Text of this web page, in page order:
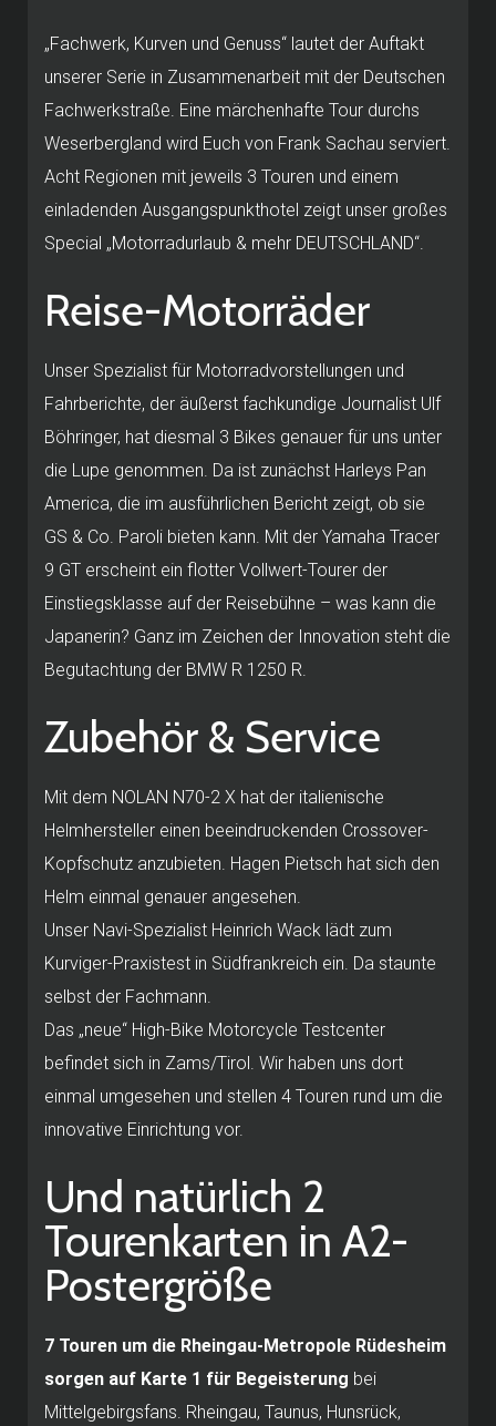
„Fachwerk, Kurven und Genuss“ lautet der Auftakt
unserer Serie in Zusammenarbeit mit der Deutschen
Fachwerkstraße. Eine märchenhafte Tour durchs
Weserbergland wird Euch von Frank Sachau serviert.
Acht Regionen mit jeweils 3 Touren und einem
einladenden Ausgangspunkthotel zeigt unser großes
Special „Motorradurlaub & mehr DEUTSCHLAND“.
Reise-Motorräder
Unser Spezialist für Motorradvorstellungen und
Fahrberichte, der äußerst fachkundige Journalist Ulf
Böhringer, hat diesmal 3 Bikes genauer für uns unter
die Lupe genommen. Da ist zunächst Harleys Pan
America, die im ausführlichen Bericht zeigt, ob sie
GS & Co. Paroli bieten kann. Mit der Yamaha Tracer
9 GT erscheint ein flotter Vollwert-Tourer der
Einstiegsklasse auf der Reisebühne – was kann die
Japanerin? Ganz im Zeichen der Innovation steht die
Begutachtung der BMW R 1250 R.
Zubehör & Service
Mit dem NOLAN N70-2 X hat der italienische
Helmhersteller einen beeindruckenden Crossover-
Kopfschutz anzubieten. Hagen Pietsch hat sich den
Helm einmal genauer angesehen.
Unser Navi-Spezialist Heinrich Wack lädt zum
Kurviger-Praxistest in Südfrankreich ein. Da staunte
selbst der Fachmann.
Das „neue“ High-Bike Motorcycle Testcenter
befindet sich in Zams/Tirol. Wir haben uns dort
einmal umgesehen und stellen 4 Touren rund um die
innovative Einrichtung vor.
Und natürlich 2
Tourenkarten in A2-
Postergröße
7 Touren um die Rheingau-Metropole Rüdesheim
sorgen auf Karte 1 für Begeisterung bei
Mittelgebirgsfans. Rheingau, Taunus, Hunsrück,